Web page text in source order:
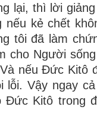
lại, thì lời
kẻ chết
tôi đã làm
cho Người
nếu Ðức Kitô
Vậy ngay
Kitô trong